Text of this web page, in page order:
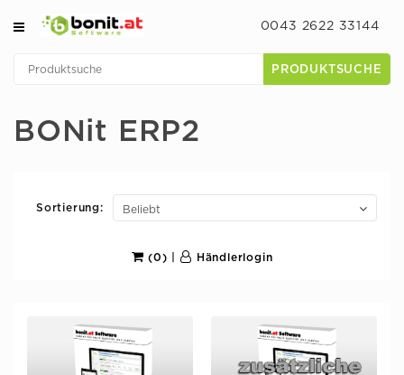
0043 2622 33144
PRODUKTSUCHE
BONit ERP2
Sortierung:
(0) | Händlerlogin